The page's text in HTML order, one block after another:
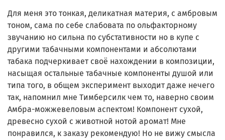
Для меня это тонкая, деликатная материя, с амбровым
тоном, сама по себе слабовата по ольфакторному
звучанию но сильна по субстативности но в купе с
другими табачными компонентами и абсолютами
табака подчеркивает своё нахождении в композиции,
насыщая остальные табачные компоненты душой или
типа того, в общем эксперимент выходит даже нечего
так, напомнил мне Тимберсилк чем то, наверно своим
Амбра-можжевеловым аспектом! Компонент сухой,
древесно сухой с животной нотой аромат! Мне
понравился, к заказу рекомендую! Но не вижу смысла